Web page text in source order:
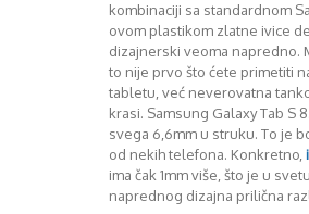
kombinaciji sa standardnom
ovom plastikom zlatne ivice
dizajnerski veoma napredno.
to nije prvo što ćete primetiti
tabletu, već neverovatna
krasi. Samsung Galaxy Tab S
svega 6,6mm u struku. To je
od nekih telefona. Konkretno,
ima čak 1mm više, što je u svetu
naprednog dizajna prilična